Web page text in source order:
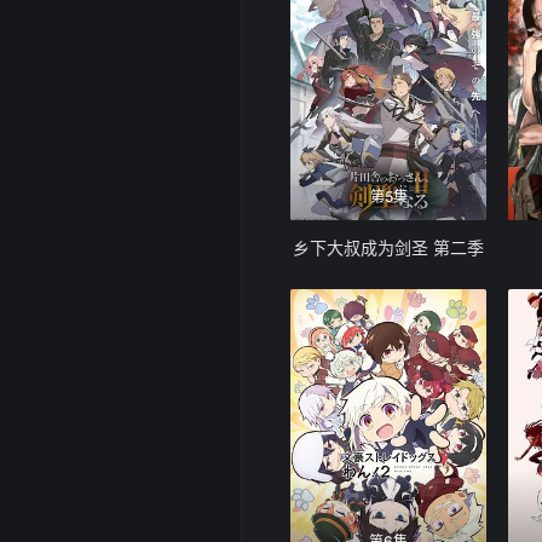
第5集
乡下大叔成为剑圣 第二季